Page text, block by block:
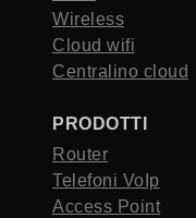
Wireless
Cloud wifi
Centralino cloud
PRODOTTI
Router
Telefoni VoIp
Access Point